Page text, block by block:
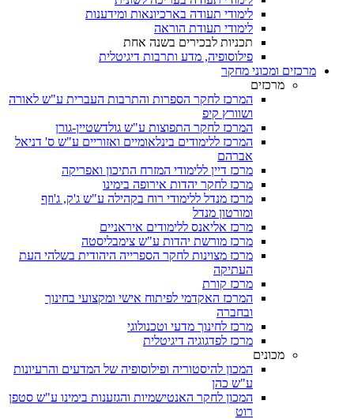
לימודי תעודה בארכיונאות ומידענות
לימודי תעודת הוראה
תכניות לבכירים בשנה אחת
פילוסופיה, מדע ותרבות דיגיטלית
מרכזים ומכוני מחקר
מרכזים
המרכז לחקר הספרות והתרבות העברית ע"ש לאורה
ושוורץ קיפ
המרכז לחקר התפוצות ע"ש גולדשטיין-גורן
המרכז ללימודים בינלאומיים ואזוריים ע"ש ס' דניאל
אברהם
מרכז דיין ללימודי המזרח התיכון ואפריקה
מרכז לחקר יהדות אירופה בימינו
מרכז מנדל ללימודי רוח בקהילה ע"ש ג'ק, ג'וזף
ומורטון מנדל
מרכז אליאנס ללימודים איראניים
מרכז מורשת יהדות ע"ש צימבליסטה
מרכז מצוינות לחקר הספרייה היהודית בשלהי העת
העתיקה
מרכז קורת
המרכז האקדמי לפיתוח אישי ומקצועי בחינוך
ובחברה
מרכז לחינוך מדעי וטכנולוגי
מרכז לפדגוגיה דיגיטלית
מכונים
המכון להיסטוריה ופילוסופיה של המדעים והרעיונות
ע"ש כהן
המכון לחקר האנטישמיות והגזענות בימינו ע"ש סטפן
רוט